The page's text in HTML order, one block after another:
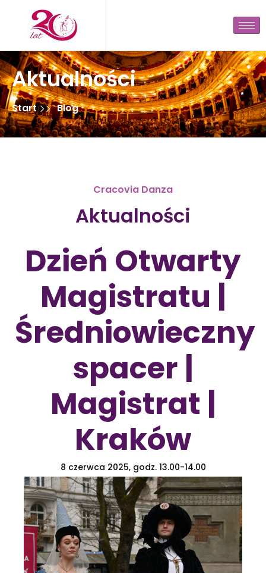
Aktualności
Start Blog
Cracovia Danza
Aktualności
Dzień Otwarty
Magistratu |
Średniowieczny
spacer |
Magistrat |
Kraków
8 czerwca 2025, godz. 13.00-14.00